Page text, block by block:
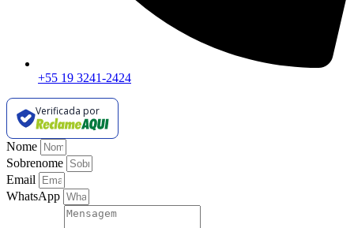
+55 19 3241-2424
Verificada por
Nome
Sobrenome
Email
WhatsApp